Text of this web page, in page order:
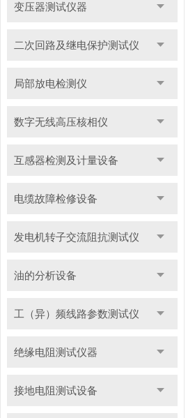
变压器测试仪器
二次回路及继电保护测试仪
局部放电检测仪
数字无线高压核相仪
互感器检测及计量设备
电缆故障检修设备
发电机转子交流阻抗测试仪
油的分析设备
工（异）频线路参数测试仪
绝缘电阻测试仪器
接地电阻测试设备